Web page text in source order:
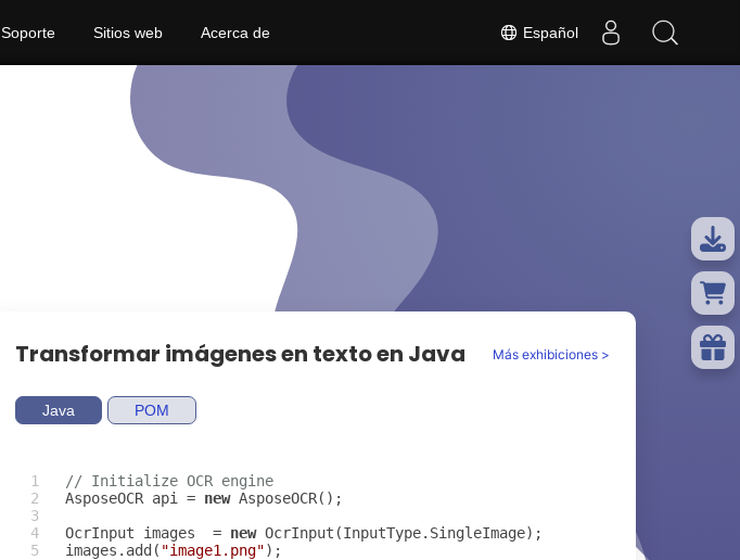
Español
Soporte Sitios web Acerca de
Transformar imágenes en texto en Java Más exhibiciones >
Java POM
// Initialize OCR engine
AsposeOCR api = new AsposeOCR();
OcrInput
images = new OcrInput (InputType. SingleImage);
images . add ( "image1.png");